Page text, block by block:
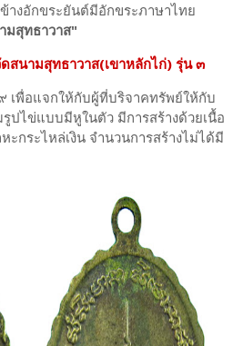
างอักขระยันต์มีอักขระภาษาไทย
มสุทธาวาส"
สนามสุทธาวาส(เขาหลักไก่) รุ่น ๓
อแจกให้กับผู้ที่บริจาคทรัพย์ให้กับ
ปไข่แบบมีหูในตัว มีการสร้างด้วยเนื้อ
ะกระไหล่เงิน จำนวนการสร้างไม่ได้มี